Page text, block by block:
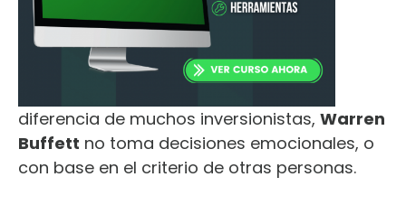
diferencia de muchos inversionistas, Warren
Buffett no toma decisiones emocionales, o
con base en el criterio de otras personas.